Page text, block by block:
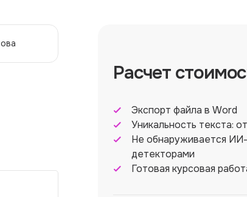
Расчет
Экспорт файла в Word
Уникальность текста:
Не обнаруживается ИИ-
детекторами
Готовая курсовая